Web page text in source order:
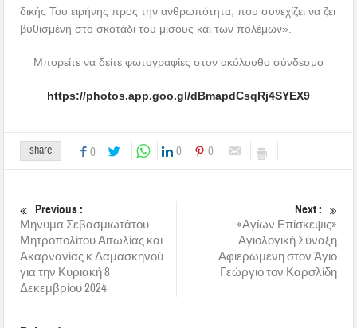
δικής Του ειρήνης προς την ανθρωπότητα, που συνεχίζει να ζει
βυθισμένη στο σκοτάδι του μίσους και των πολέμων».
Μπορείτε να δείτε φωτογραφίες στον ακόλουθο σύνδεσμο
https://photos.app.goo.gl/dBmapdCsqRj4SYEX9
share 0 0 0
Previous :
Μηνυμα Σεβασμιωτάτου
Μητροπολίτου Αιτωλίας και
Ακαρνανίας κ Δαμασκηνού
για την Κυριακή 8
Δεκεμβρίου 2024
Next :
«Αγίων Επίσκεψις»
Αγιολογική Σύναξη
Αφιερωμένη στον Άγιο
Γεώργιο τον Καρσλίδη